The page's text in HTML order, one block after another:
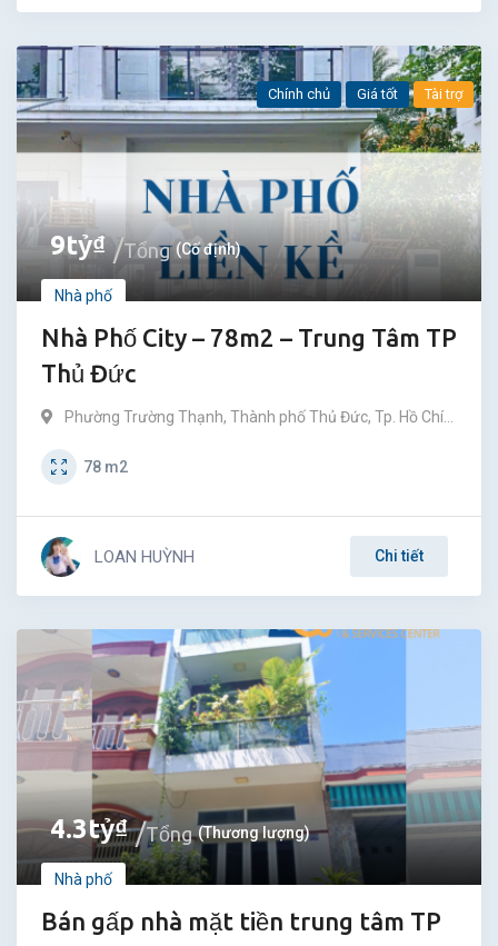
9tỷ₫ Tổng (Cố định)
Nhà phố
Nhà Phố City – 78m2 – Trung Tâm TP
Thủ Đức
Chính chủ Giá tốt Tài trợ
Phường Trường Thạnh, Thành phố Thủ Đức, Tp. Hồ Chí
Minh
78 m2
LOAN HUỲNH Chi tiết
4.3tỷ₫ Tổng (Thương lượng)
Nhà phố
Bán gấp nhà mặt tiền trung tâm TP